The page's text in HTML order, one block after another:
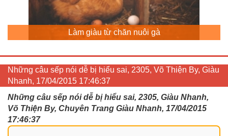
Làm giàu từ chăn nuôi gà
Những câu sếp nói dễ bị hiểu sai, 2305, Võ Thiện By, Giàu
Nhanh, 17/04/2015 17:46:37
Những câu sếp nói dễ bị hiểu sai, 2305, Giàu Nhanh,
Võ Thiện By, Chuyên Trang Giàu Nhanh, 17/04/2015
17:46:37